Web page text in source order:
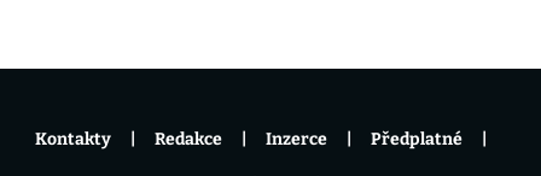
Kontakty Redakce Inzerce Předplatné